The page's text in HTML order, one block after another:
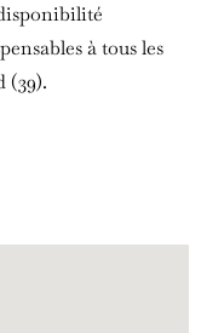
à tous les
(39).